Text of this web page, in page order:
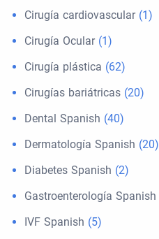
Cirugía cardiovascular(1)
Cirugía Ocular(1)
Cirugía plástica (62)
Cirugías bariátricas (20)
Dental Spanish (40)
Dermatología Spanish (20)
Diabetes Spanish (2)
Gastroenterología Spanish
IVF Spanish (5)